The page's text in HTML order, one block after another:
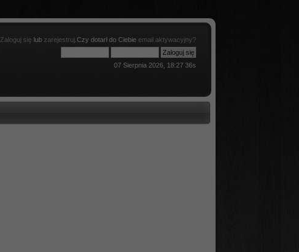
Zaloguj się lub zarejestruj .Czy dotarł do Ciebie email aktywacyjny?
07 Sierpnia 2026, 18:27 36s